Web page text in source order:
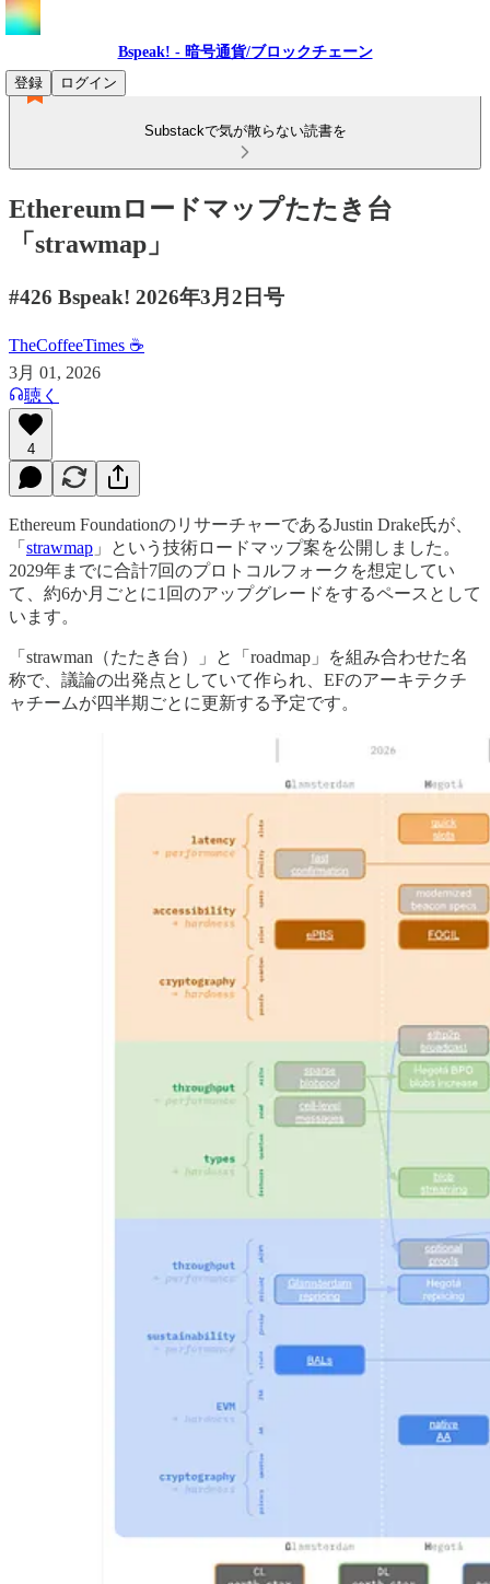
Bspeak! - 暗号通貨/ブロックチェーン
登録
ログイン
Substackで気が散らない読書を
Ethereumロードマップたたき台
「strawmap」
#426 Bspeak! 2026年3月2日号
TheCoffeeTimes ☕
3月 01, 2026
聴く
4
Ethereum FoundationのリサーチャーであるJustin Drake氏が、
「 strawmap 」という技術ロードマップ案を公開しました。
2029年までに合計7回のプロトコルフォークを想定してい
て、約6か月ごとに1回のアップグレードをするペースとして
います。
「strawman（たたき台）」と「roadmap」を組み合わせた名
称で、議論の出発点としていて作られ、EFのアーキテクチ
ャチームが四半期ごとに更新する予定です。